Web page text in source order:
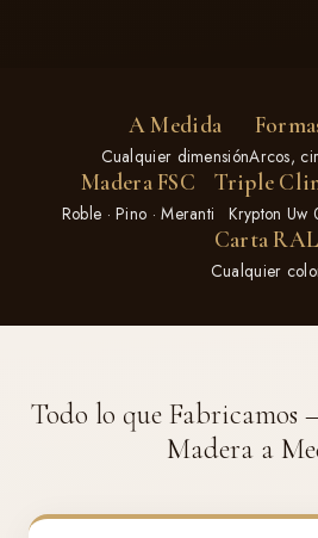
A Medida
Cualquier dimensiónArcos,
Madera FSC
Roble · Pino · Meranti
Triple
Krypton Uw
Carta RAL
Cualquier
Todo lo que
Madera a